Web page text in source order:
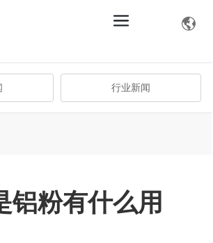
行业新闻
铝粉有什么用